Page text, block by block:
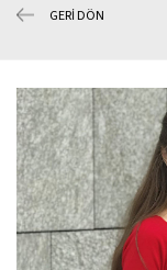
GERİ DÖN